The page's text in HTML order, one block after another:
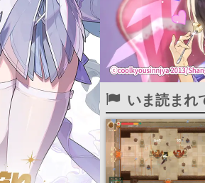
いま読まれ